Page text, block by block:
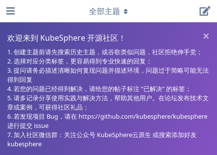
欢迎来到 KubeSphere 开源社区！
1. 创建主题前请先搜索历史主题，或谷歌类似问题，社区拒绝伸手党；
2. 选择对应分类标签，更容易得到专业快速的回复；
3. 提问请务必描述清晰如何复现问题并描述环境，问题过于简略可能无法
得到回复
4. 若您的问题已经得到解决，请给您的帖子标注 “已解决” 的标签；
5. 请多记录分享使用实践与解决方法，帮助其他用户。在论坛发布技术文
章或案例，可获得社区礼品；
6. 若发现项目 Bug，请在 https://github.com/kubesphere/kubesphere
进行提交 issue
7. 加入社区微信群：关注公众号 KubeSphere云原生 或搜索添加好友
kubesphere
全部主题